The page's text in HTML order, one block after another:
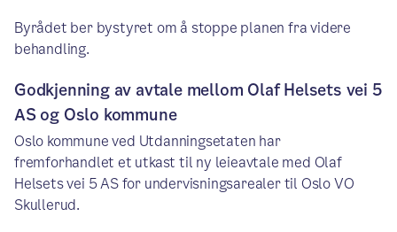
Byrådet ber bystyret om å stoppe planen fra videre
behandling.
Godkjenning av avtale mellom Olaf Helsets vei 5
AS og Oslo kommune
Oslo kommune ved Utdanningsetaten har
fremforhandlet et utkast til ny leieavtale med Olaf
Helsets vei 5 AS for undervisningsarealer til Oslo VO
Skullerud.